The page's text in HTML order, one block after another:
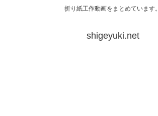
折り紙工作動画をまとめています。
shigeyuki.net